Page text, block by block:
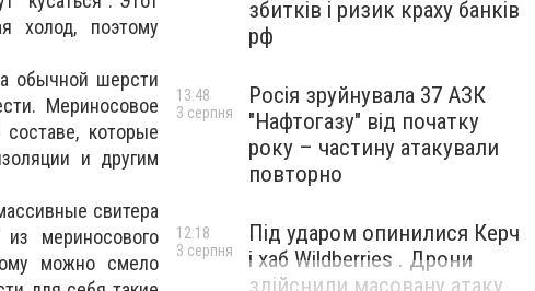
холод, поэтому
обычной шерсти
Мериносовое
которые
и другим
свитера
мериносового
можно смело
збитків і ризик краху банків
рф
Росія зруйнувала 37 АЗК
"Нафтогазу" від початку
року – частину атакували
повторно
13:48
3 серпня
Під ударом опинилися Керч
і хаб Wildberries . Дрони
здійснили масовану атаку
12:18
3 серпня